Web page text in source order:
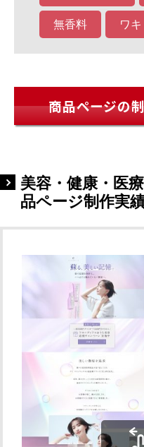
無香料 ワキ
商品ページの
美容・健康・医
品ページ制作実